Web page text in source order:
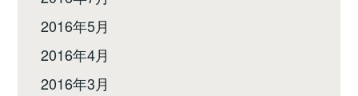
2016年5月
2016年4月
2016年3月